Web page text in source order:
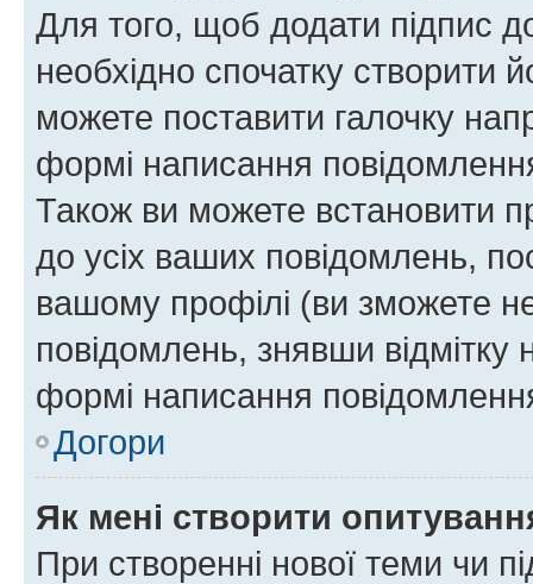
Для того, щоб додати підпис
необхідно спочатку створити
можете поставити галочку
формі написання
Також ви можете встановити
до усіх ваших повідомлень,
вашому профілі (ви зможете
повідомлень, знявши відмітку
формі написання
Догори
Як мені створити
При створенні нової теми чи